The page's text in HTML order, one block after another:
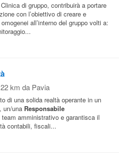
di gruppo, contribuirà a portare
con l’obiettivo di creare e
all’interno del gruppo volti a:
km da Pavia
di una solida realtà operante in un
un/una Responsabile
amministrativo e garantisca il
contabili, fiscali...